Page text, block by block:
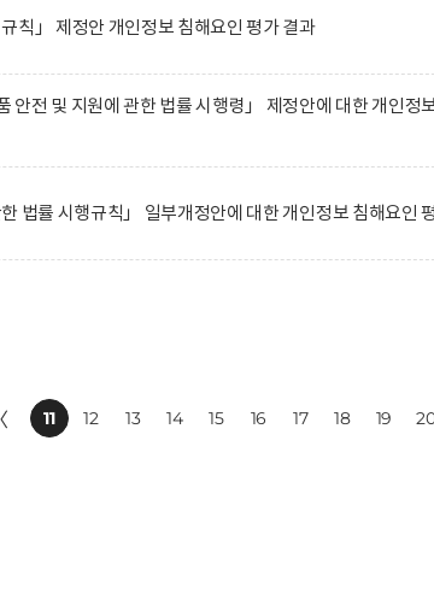
칙」 제정안 개인정보 침해요인 평가 결과
안전 및 지원에 관한 법률 시행령」 제정안에 대한 개인정
법률 시행규칙」 일부개정안에 대한 개인정보 침해요인
〈 11 12 13 14 15 16 17 18 19